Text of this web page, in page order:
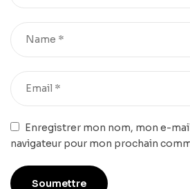
Enregistrer mon nom, mon e-
navigateur pour mon prochain